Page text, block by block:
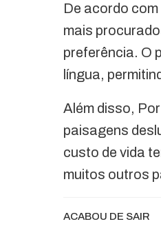
De acordo
mais
preferência. O
língua,
Além disso,
paisagens
custo de vida
muitos outros
ACABOU DE SAIR